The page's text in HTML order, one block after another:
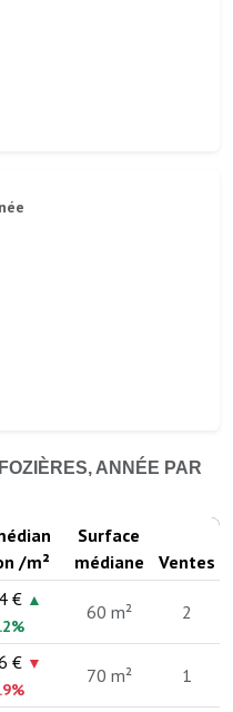
ANNÉE PAR
/m²
Surface
médiane
Ventes
€ ▲
60 m² 2
€ ▼
70 m² 1